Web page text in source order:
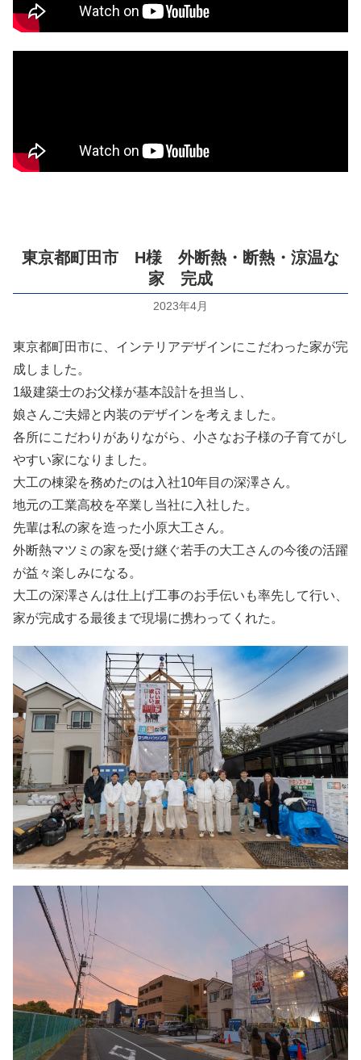
東京都町田市 H様 外断熱・断熱・涼温な
家 完成
2023年4月
東京都町田市に、インテリアデザインにこだわった家が完
成しました。
1級建築士のお父様が基本設計を担当し、
娘さんご夫婦と内装のデザインを考えました。
各所にこだわりがありながら、小さなお子様の子育てがし
やすい家になりました。
大工の棟梁を務めたのは入社10年目の深澤さん。
地元の工業高校を卒業し当社に入社した。
先輩は私の家を造った小原大工さん。
外断熱マツミの家を受け継ぐ若手の大工さんの今後の活躍
が益々楽しみになる。
大工の深澤さんは仕上げ工事のお手伝いも率先して行い、
家が完成する最後まで現場に携わってくれた。